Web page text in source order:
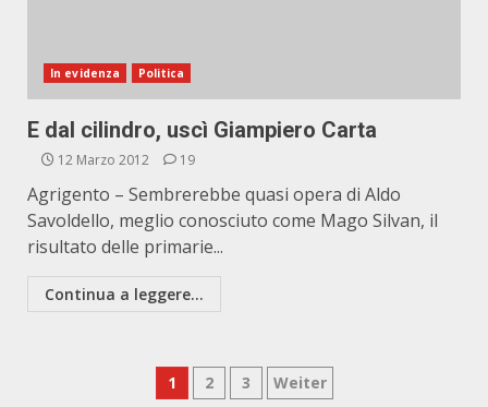
In evidenza Politica
E dal cilindro, uscì Giampiero Carta
12 Marzo 2012 19
Agrigento – Sembrerebbe quasi opera di Aldo
Savoldello, meglio conosciuto come Mago Silvan, il
risultato delle primarie...
Continua a leggere...
Paginazione
1 2 3 Weiter